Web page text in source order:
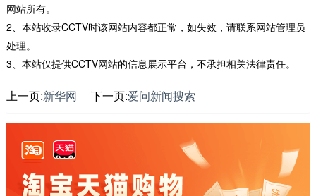
网站所有。
2、本站收录CCTV时该网站内容都正常，如失效，请联系网站管理员
处理。
3、本站仅提供CCTV网站的信息展示平台，不承担相关法律责任。
上一页:新华网 下一页:爱问新闻搜索